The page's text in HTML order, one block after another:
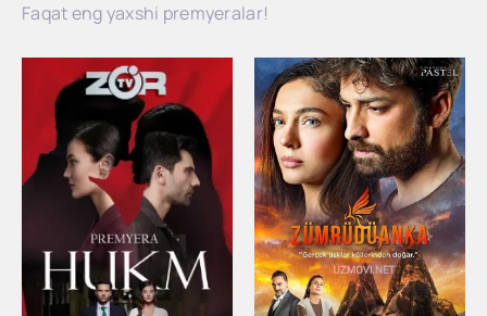
Faqat eng yaxshi premyeralar!